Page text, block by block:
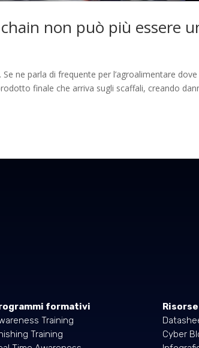
non può più essere
ne parla di frequente per l’agroalimentare
finale che arriva sugli scaffali, creando
formativi
Training
Training
Risorse
Cyber